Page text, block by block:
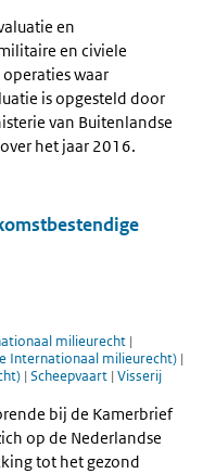
en
en civiele
waar
is opgesteld door
van Buitenlandse
het jaar 2016.
milieurecht |
Internationaal milieurecht) |
| Scheepvaart | Visserij
bij de Kamerbrief
op de Nederlandse
tot het gezond